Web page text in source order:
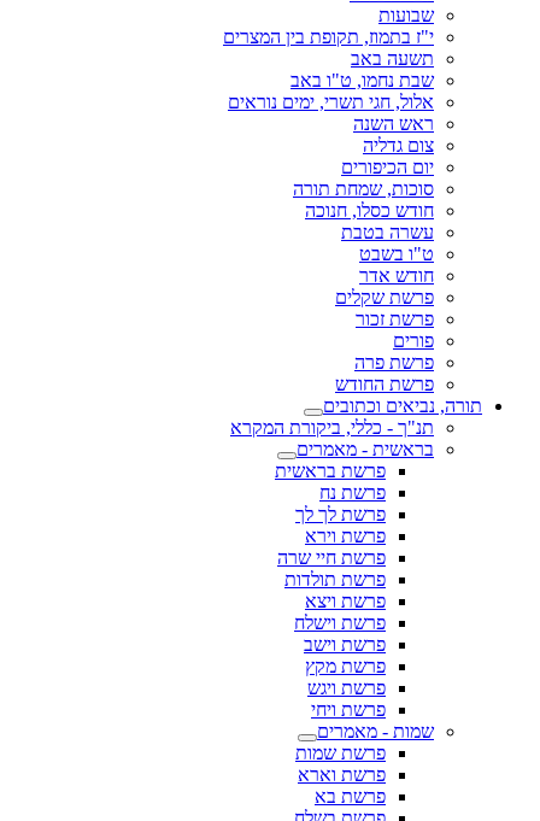
שבועות
י"ז בתמוז, תקופת בין המצרים
תשעה באב
שבת נחמו, ט"ו באב
אלול, חגי תשרי, ימים נוראים
ראש השנה
צום גדליה
יום הכיפורים
סוכות, שמחת תורה
חודש כסלו, חנוכה
עשרה בטבת
ט"ו בשבט
חודש אדר
פרשת שקלים
פרשת זכור
פורים
פרשת פרה
פרשת החודש
תורה, נביאים וכתובים
תנ"ך - כללי, ביקורת המקרא
בראשית - מאמרים
פרשת בראשית
פרשת נח
פרשת לך לך
פרשת וירא
פרשת חיי שרה
פרשת תולדות
פרשת ויצא
פרשת וישלח
פרשת וישב
פרשת מקץ
פרשת ויגש
פרשת ויחי
שמות - מאמרים
פרשת שמות
פרשת וארא
פרשת בא